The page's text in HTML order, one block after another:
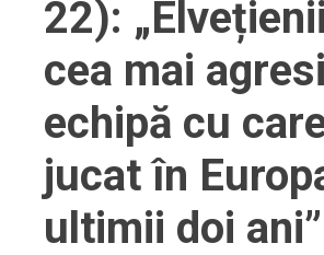
22):
cea mai
echipă cu
jucat în
ultimii doi ani”